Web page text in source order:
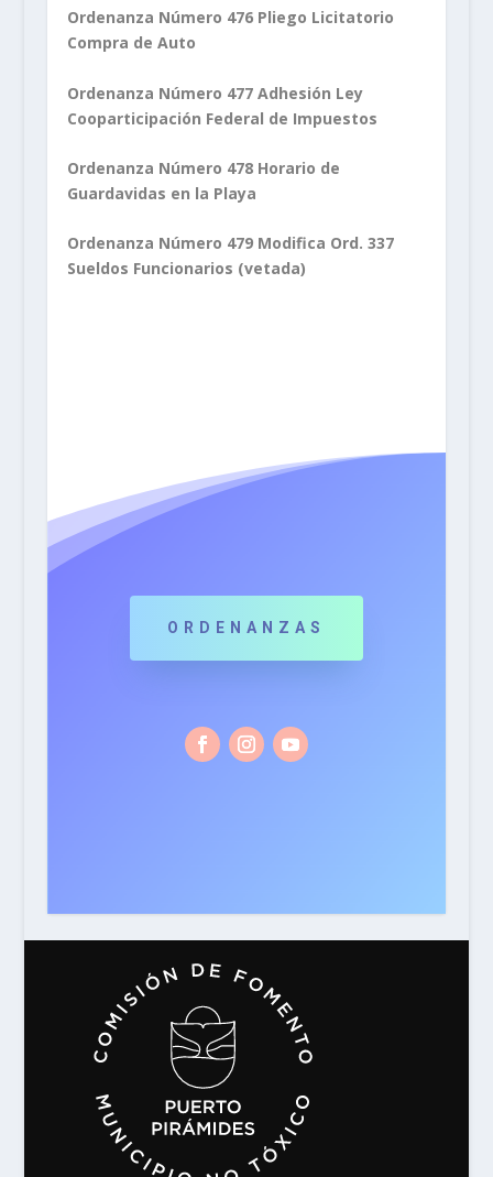
Ordenanza Número 476 Pliego Licitatorio
Compra de Auto
Ordenanza Número 477 Adhesión Ley
Cooparticipación Federal de Impuestos
Ordenanza Número 478 Horario de
Guardavidas en la Playa
Ordenanza Número 479 Modifica Ord. 337
Sueldos Funcionarios (vetada)
ORDENANZAS